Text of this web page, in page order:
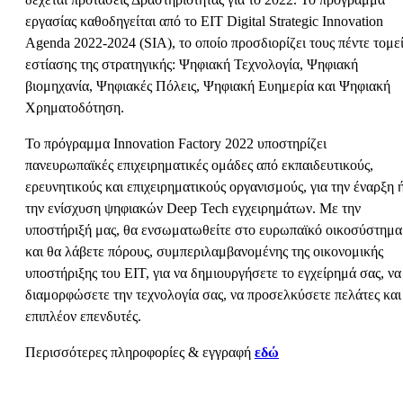
εργασίας καθοδηγείται από το EIT Digital Strategic Innovation
Agenda 2022-2024 (SIA), το οποίο προσδιορίζει τους πέντε
εστίασης της στρατηγικής: Ψηφιακή Τεχνολογία, Ψηφιακή
βιομηχανία, Ψηφιακές Πόλεις, Ψηφιακή Ευημερία και Ψηφιακή
Χρηματοδότηση.
Το πρόγραμμα Innovation Factory 2022 υποστηρίζει
πανευρωπαϊκές επιχειρηματικές ομάδες από εκπαιδευτικούς,
ερευνητικούς και επιχειρηματικούς οργανισμούς, για την έναρξη
την ενίσχυση ψηφιακών Deep Tech εγχειρημάτων. Με την
υποστήριξή μας, θα ενσωματωθείτε στο ευρωπαϊκό οικοσύστημα
και θα λάβετε πόρους, συμπεριλαμβανομένης της οικονομικής
υποστήριξης του EIT, για να δημιουργήσετε το εγχείρημά σας, να
διαμορφώσετε την τεχνολογία σας, να προσελκύσετε πελάτες και
επιπλέον επενδυτές.
Περισσότερες πληροφορίες & εγγραφή εδώ